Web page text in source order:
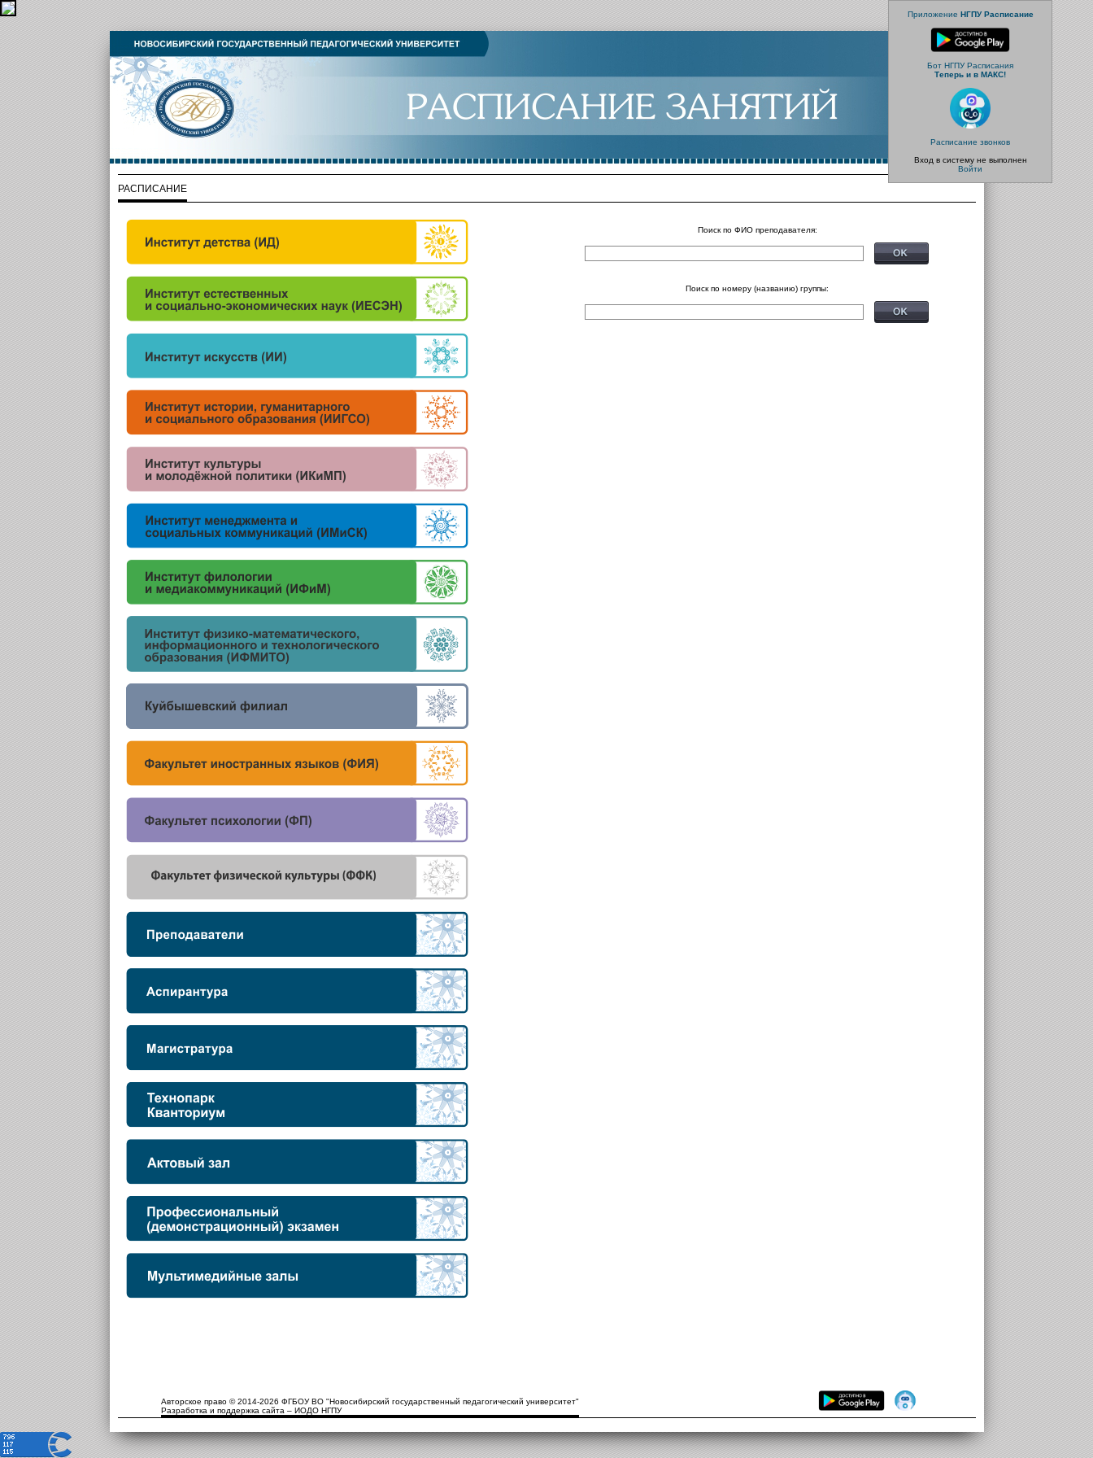
Приложение НГПУ Расписание
Бот НГПУ Расписания
Теперь и в МАКС!
Расписание звонков
Вход в систему не выполнен
Войти
РАСПИСАНИЕ
Поиск по ФИО преподавателя:
Поиск по номеру (названию) группы:
Авторское право © 2014-2026 ФГБОУ ВО "Новосибирский государственный педагогический университет"
Разработка и поддержка сайта – ИОДО НГПУ